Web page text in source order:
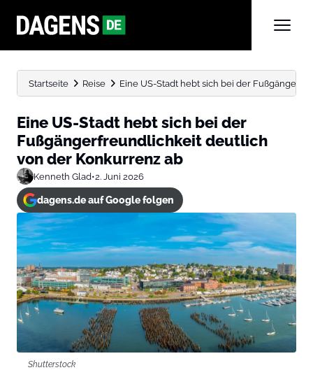
Startseite Reise Eine US-Stadt hebt sich bei der
Eine US-Stadt hebt sich bei der
Fußgängerfreundlichkeit deutlich
von der Konkurrenz ab
Kenneth Glad•2. Juni 2026
dagens.de auf Google folgen
Shutterstock